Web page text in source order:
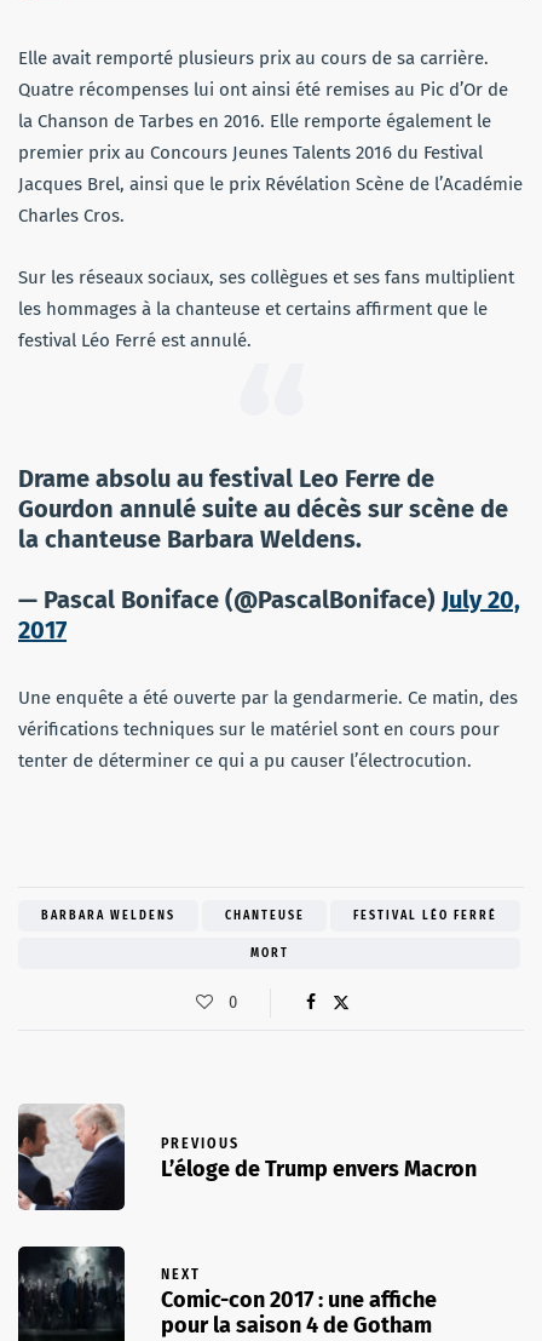
Elle avait remporté plusieurs prix au cours de sa carrière.
Quatre récompenses lui ont ainsi été remises au Pic d’Or de
la Chanson de Tarbes en 2016. Elle remporte également le
premier prix au Concours Jeunes Talents 2016 du Festival
Jacques Brel, ainsi que le prix Révélation Scène de l’Académie
Charles Cros.
Sur les réseaux sociaux, ses collègues et ses fans multiplient
les hommages à la chanteuse et certains affirment que le
festival Léo Ferré est annulé.
Drame absolu au festival Leo Ferre de
Gourdon annulé suite au décès sur scène de
la chanteuse Barbara Weldens.
— Pascal Boniface (@PascalBoniface) July 20,
2017
Une enquête a été ouverte par la gendarmerie. Ce matin, des
vérifications techniques sur le matériel sont en cours pour
tenter de déterminer ce qui a pu causer l’électrocution.
BARBARA WELDENS CHANTEUSE FESTIVAL LÉO FERRÉ
MORT
0
PREVIOUS
L’éloge de Trump envers Macron
NEXT
Comic-con 2017 : une affiche
pour la saison 4 de Gotham